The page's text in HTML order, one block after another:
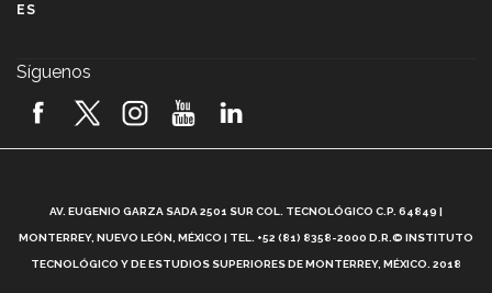
2026! (video)
¿Cómo es el Modelo Educativo Tec? (video)
ES
Síguenos
AV. EUGENIO GARZA SADA 2501 SUR COL. TECNOLÓGICO C.P. 64849 |
MONTERREY, NUEVO LEÓN, MÉXICO | TEL. +52 (81) 8358-2000 D.R.© INSTITUTO
TECNOLÓGICO Y DE ESTUDIOS SUPERIORES DE MONTERREY, MÉXICO. 2018